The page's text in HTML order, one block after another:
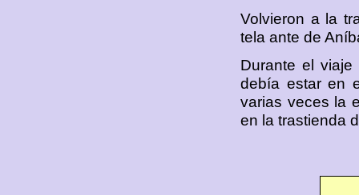
Volvieron a la
tela ante de
Durante el
debía estar en
varias veces la
en la trastienda